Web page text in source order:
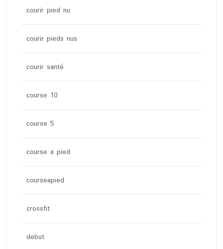
courir pied nu
courir pieds nus
courir santé
course 10
course 5
course a pied
courseapied
crossfit
debut